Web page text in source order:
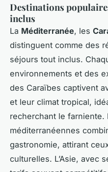
Destinations
inclus
La Méditerranée, les
distinguent comme des
séjours tout inclus.
environnements et des
des Caraïbes captivent
et leur climat tropical,
recherchant le farniente.
méditerranéennes
gastronomie, attirant
culturelles. L’Asie, avec